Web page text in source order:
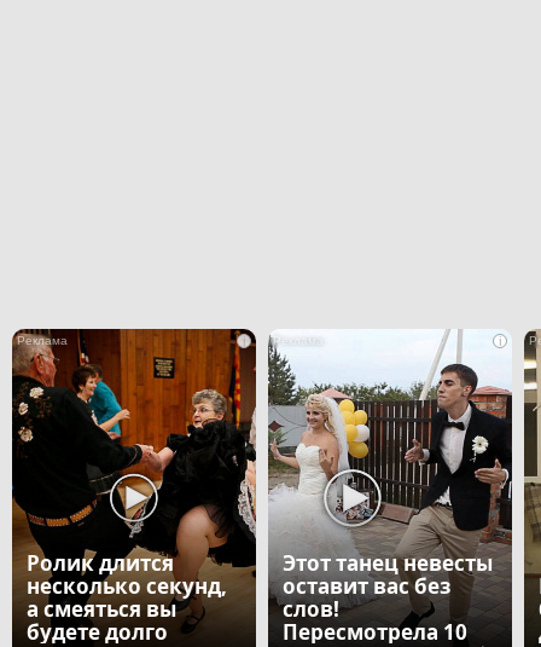
i
Ролик длится
несколько секунд,
а смеяться вы
будете долго
i
Этот танец невесты
оставит вас без
слов!
Пересмотрела 10